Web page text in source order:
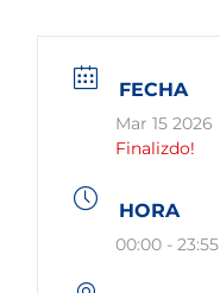
FECHA
Mar 15 2026
Finalizdo!
HORA
00:00 - 23:55